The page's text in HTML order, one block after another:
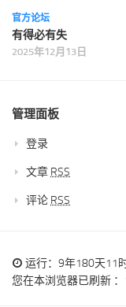
官方论坛
有得必有失
2025年12月13日
管理面板
登录
文章 RSS
评论 RSS
运行：9年180天11
您在本浏览器已刷新 ：